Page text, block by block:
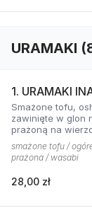
URAMAKI
1. URAMAKI
Smażone tofu,
zawinięte w glon
prażoną na
smażone tofu /
prażona / wasabi
28,00 zł